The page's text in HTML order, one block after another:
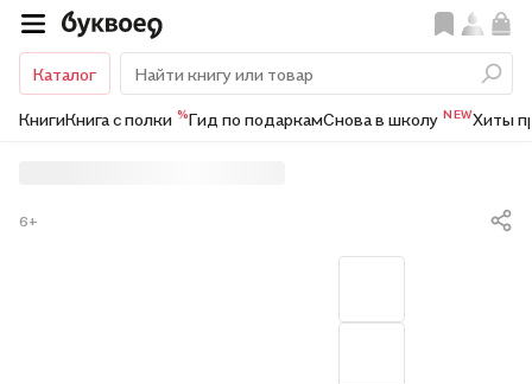
Каталог
КнигиКнига с полки %Гид по подаркамСнова в школу NEWХиты
6+